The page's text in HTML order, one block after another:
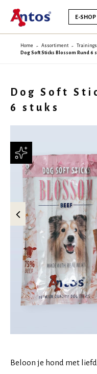
E-SHOP
Home Assortiment
Dog Soft Sticks Blossom Rund 6
Dog Soft
6 stuks
Beloon je hond met